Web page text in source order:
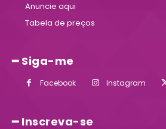
Anuncie aqui
Tabela de preços
━ Siga-me
Facebook Instagram
━ Inscreva-se